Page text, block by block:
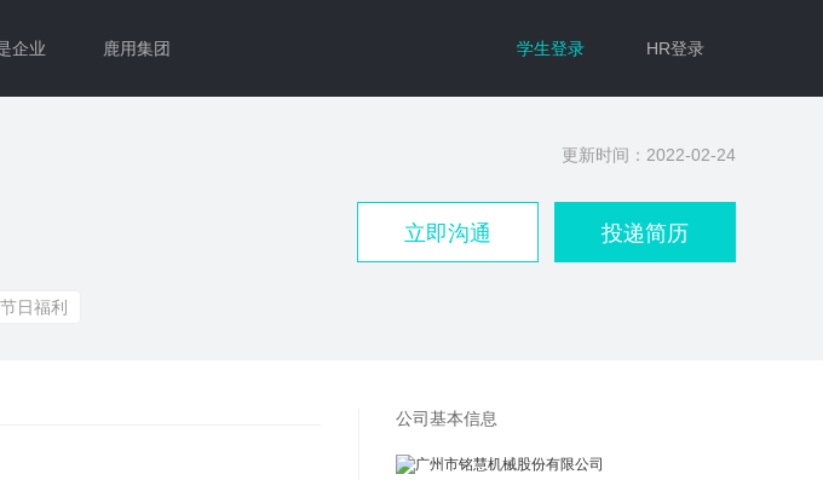
企业 鹿用集团 学生登录 HR登录
节日福利
更新时间：2022-02-24
立即沟通 投递简历
公司基本信息